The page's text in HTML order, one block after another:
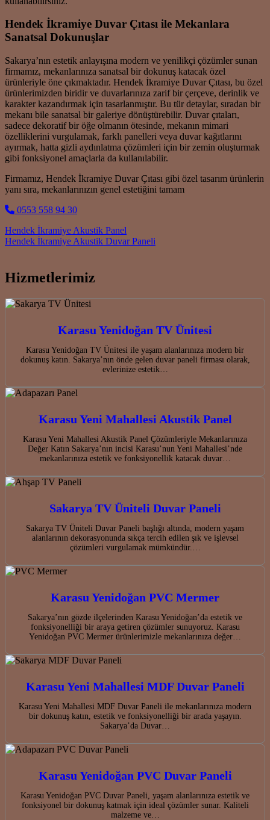
Hendek İkramiye Duvar Çıtası ile Mekanlara
Sanatsal Dokunuşlar
Sakarya’nın estetik anlayışına modern ve yenilikçi çözümler sunan
firmamız, mekanlarınıza sanatsal bir dokunuş katacak özel
ürünleriyle öne çıkmaktadır. Hendek İkramiye Duvar Çıtası, bu özel
ürünlerimizden biridir ve duvarlarınıza zarif bir çerçeve, derinlik ve
karakter kazandırmak için tasarlanmıştır. Bu tür detaylar, sıradan bir
mekanı bile sanatsal bir galeriye dönüştürebilir. Duvar çıtaları,
sadece dekoratif bir öğe olmanın ötesinde, mekanın mimari
özelliklerini vurgulamak, farklı panelleri veya duvar kağıtlarını
ayırmak, hatta gizli aydınlatma çözümleri için bir zemin oluşturmak
gibi fonksiyonel amaçlarla da kullanılabilir.
Firmamız, Hendek İkramiye Duvar Çıtası gibi özel tasarım ürünlerin
yanı sıra, mekanlarınızın genel estetiğini tamam
0553 558 94 30
Post navigation
Hendek İkramiye Akustik Panel
Hendek İkramiye Akustik Duvar Paneli
Hizmetlerimiz
Karasu Yenidoğan TV Ünitesi
Karasu Yenidoğan TV Ünitesi ile yaşam alanlarınıza modern bir
dokunuş katın. Sakarya’nın önde gelen duvar paneli firması olarak,
evlerinize estetik…
Karasu Yeni Mahallesi Akustik Panel
Karasu Yeni Mahallesi Akustik Panel Çözümleriyle Mekanlarınıza
Değer Katın Sakarya’nın incisi Karasu’nun Yeni Mahallesi’nde
mekanlarınıza estetik ve fonksiyonellik katacak duvar…
Sakarya TV Üniteli Duvar Paneli
Sakarya TV Üniteli Duvar Paneli başlığı altında, modern yaşam
alanlarının dekorasyonunda sıkça tercih edilen şık ve işlevsel
çözümleri vurgulamak mümkündür.…
Karasu Yenidoğan PVC Mermer
Sakarya’nın gözde ilçelerinden Karasu Yenidoğan’da estetik ve
fonksiyonelliği bir araya getiren çözümler sunuyoruz. Karasu
Yenidoğan PVC Mermer ürünlerimizle mekanlarınıza değer…
Karasu Yeni Mahallesi MDF Duvar Paneli
Karasu Yeni Mahallesi MDF Duvar Paneli ile mekanlarınıza modern
bir dokunuş katın, estetik ve fonksiyonelliği bir arada yaşayın.
Sakarya’da Duvar…
Karasu Yenidoğan PVC Duvar Paneli
Karasu Yenidoğan PVC Duvar Paneli, yaşam alanlarınıza estetik ve
fonksiyonel bir dokunuş katmak için ideal çözümler sunar. Kaliteli
malzeme ve…